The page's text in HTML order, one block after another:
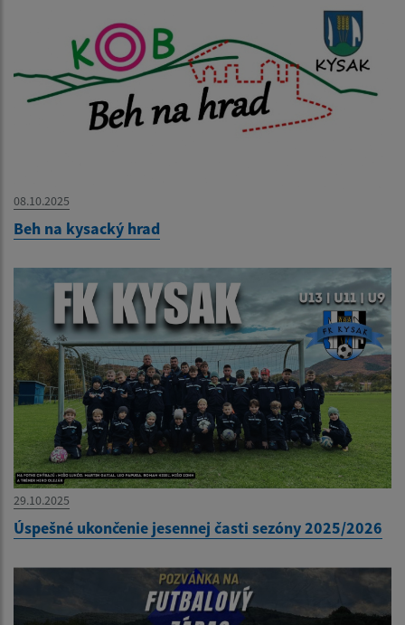
08.10.2025
Beh na kysacký hrad
29.10.2025
Úspešné ukončenie jesennej časti sezóny 2025/2026